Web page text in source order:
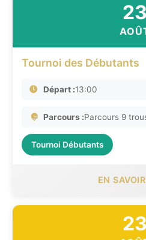
23
Tournoi des Débutants
Départ :13:00
Parcours :Parcours 9
Tournoi Débutants
EN
23